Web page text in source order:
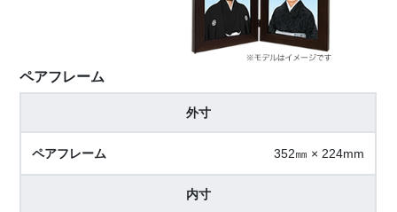
ペアフレーム
外寸
352㎜ × 224mm
内寸